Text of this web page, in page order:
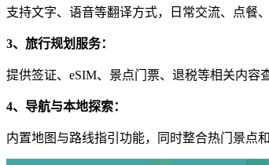
支持文字、语音等翻译方式，日常交流、点餐
3、旅行规划服务：
提供签证、eSIM、景点门票、退税等相关内容
4、导航与本地探索：
内置地图与路线指引功能，同时整合热门景点